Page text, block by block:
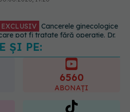
EXCLUSIV Brahiterapie vs
externă în cancerul
ginecologic. Dr. Sorin Bogdan
(SANADOR) explică diferența și
cum acționează tratamentul
ȘI PE:
ABONAȚI
1401
URMĂRITORI